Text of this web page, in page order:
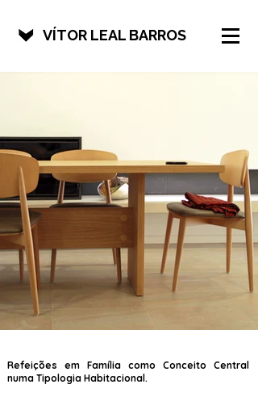
VÍTOR LEAL BARROS
Refeições em Família como Conceito Central
numa Tipologia Habitacional.